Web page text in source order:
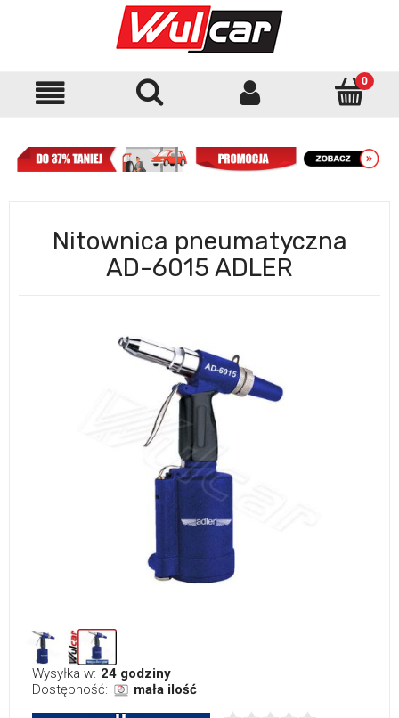
Nitownica pneumatyczna
AD-6015 ADLER
Wysyłka w: 24 godziny
Dostępność:
mała ilość